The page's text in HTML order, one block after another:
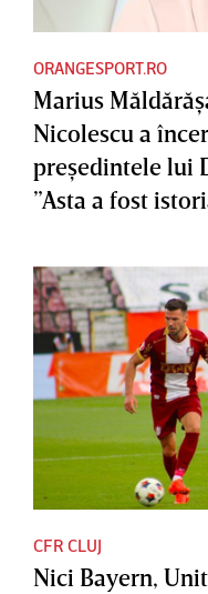
ORANGESPORT.RO
Marius
Nicolescu a
preşedintele lui
”Asta a fost
CFR CLUJ
Nici Bayern,